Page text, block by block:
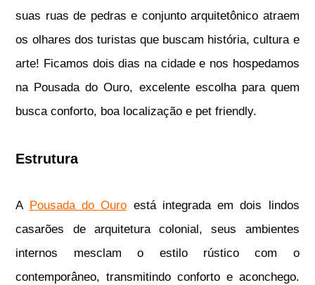
suas ruas de pedras e conjunto arquitetônico atraem
os olhares dos turistas que buscam história, cultura e
arte! Ficamos dois dias na cidade e nos hospedamos
na Pousada do Ouro, excelente escolha para quem
busca conforto, boa localização e pet friendly.
Estrutura
A Pousada do Ouro está integrada em dois lindos
casarões de arquitetura colonial, seus ambientes
internos mesclam o estilo rústico com o
contemporâneo, transmitindo conforto e aconchego.